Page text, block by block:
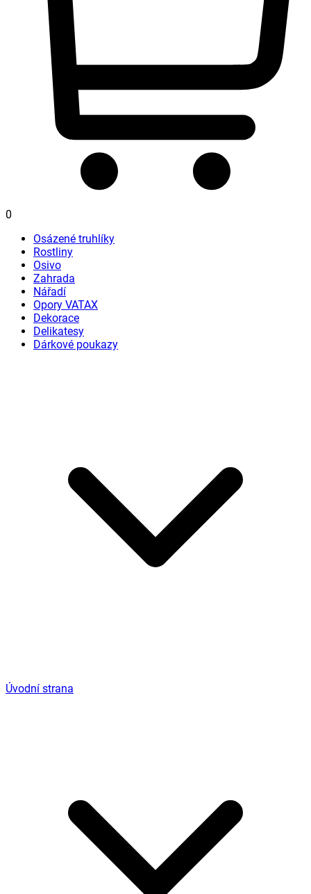
0
Osázené truhlíky
Rostliny
Osivo
Zahrada
Nářadí
Opory VATAX
Dekorace
Delikatesy
Dárkové poukazy
Úvodní strana